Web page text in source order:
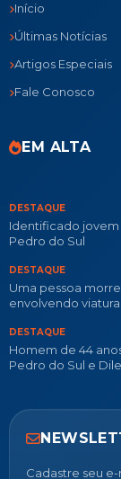
Início
Últimas Notícias
Artigos Especiais
Fale Conosco
EM ALTA
DESTAQUE
Identificado jovem
Pedro do Sul
DESTAQUE
Uma pessoa
envolvendo
DESTAQUE
Homem de 44
Pedro do Sul e
Cadastre seu